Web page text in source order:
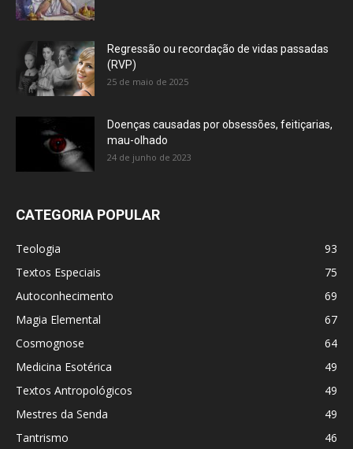
Regressão ou recordação de vidas passadas
(RVP)
25 de maio de 2025
Doenças causadas por obsessões, feitiçarias,
mau-olhado
24 de junho de 2023
CATEGORIA POPULAR
Teologia
93
Textos Especiais
75
Autoconhecimento
69
Magia Elemental
67
Cosmognose
64
Medicina Esotérica
49
Textos Antropológicos
49
Mestres da Senda
49
Tantrismo
46